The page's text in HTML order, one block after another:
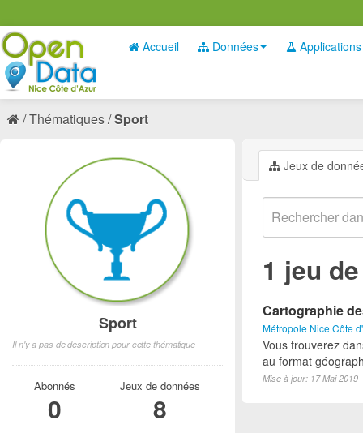
Accueil Données Applications
Thématiques Sport
Jeux de
1 jeu
Cartographie
Métropole Nice Côte
Vous trouverez
au format
Mise à jour: 17 Mai 2019
Sport
Il n'y a pas de description pour cette thématique
Abonnés
0
Jeux de données
8